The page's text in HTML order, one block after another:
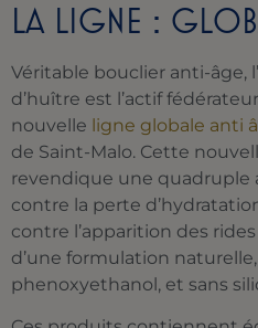
LA LIGNE :
Véritable bouclier anti-âge,
d’huître est l’actif
nouvelle ligne globale anti
de Saint-Malo. Cette
revendique une quadruple
contre la perte
contre l’apparition des
d’une formulation
phenoxyethanol, et sans